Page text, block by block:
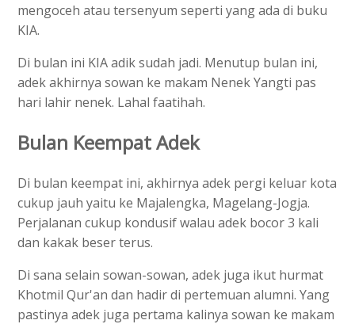
mengoceh atau tersenyum seperti yang ada di buku
KIA.
Di bulan ini KIA adik sudah jadi. Menutup bulan ini,
adek akhirnya sowan ke makam Nenek Yangti pas
hari lahir nenek. Lahal faatihah.
Bulan Keempat Adek
Di bulan keempat ini, akhirnya adek pergi keluar kota
cukup jauh yaitu ke Majalengka, Magelang-Jogja.
Perjalanan cukup kondusif walau adek bocor 3 kali
dan kakak beser terus.
Di sana selain sowan-sowan, adek juga ikut hurmat
Khotmil Qur'an dan hadir di pertemuan alumni. Yang
pastinya adek juga pertama kalinya sowan ke makam